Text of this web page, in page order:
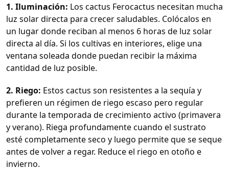
1. Iluminación: Los cactus Ferocactus necesitan mucha
luz solar directa para crecer saludables. Colócalos en
un lugar donde reciban al menos 6 horas de luz solar
directa al día. Si los cultivas en interiores, elige una
ventana soleada donde puedan recibir la máxima
cantidad de luz posible.
2. Riego: Estos cactus son resistentes a la sequía y
prefieren un régimen de riego escaso pero regular
durante la temporada de crecimiento activo (primavera
y verano). Riega profundamente cuando el sustrato
esté completamente seco y luego permite que se seque
antes de volver a regar. Reduce el riego en otoño e
invierno.